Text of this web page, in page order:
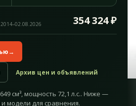
354 324 ₽
→
Архив цен и объявлений
см³, мощность 72,1 л.с.. Ниже —
модели для сравнения.